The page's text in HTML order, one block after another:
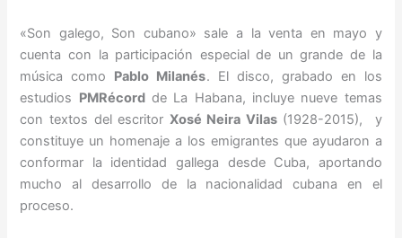
«Son galego, Son cubano» sale a la venta en mayo y
cuenta con la participación especial de un grande de la
música como Pablo Milanés. El disco, grabado en los
estudios PMRécordde La Habana, incluye nueve temas
con textos del escritor Xosé Neira Vilas(1928-2015), y
constituye un homenaje a los emigrantes que ayudaron a
conformar la identidad gallega desde Cuba, aportando
mucho al desarrollo de la nacionalidad cubana en el
proceso.